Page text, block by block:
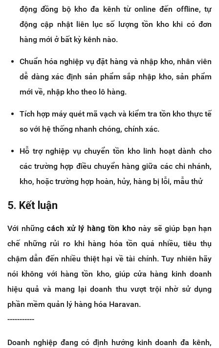
động đồng bộ kho đa kênh từ online đến offline, tự
động cập nhật liên lục số lượng tồn kho khi có đơn
hàng mới ở bất kỳ kênh nào.
Chuẩn hóa nghiệp vụ đặt hàng và nhập kho, nhân viên
dễ dàng xác định sản phẩm sắp nhập kho, sản phẩm
mới về, nhập kho theo lô hàng.
Tích hợp máy quét mã vạch và kiểm tra tồn kho thực tế
so với hệ thống nhanh chóng, chính xác.
Hỗ trợ nghiệp vụ chuyển tồn kho linh hoạt dành cho
các trường hợp điều chuyển hàng giữa các chi nhánh,
kho, hoặc trường hợp hoàn, hủy, hàng bị lỗi, mẫu thử
5. Kết luận
Với những cách xử lý hàng tồn kho này sẽ giúp bạn hạn
chế những rủi ro khi hàng hóa tồn quá nhiều, tiêu thụ
chậm dẫn đến nhiều thiệt hại về tài chính. Tuy nhiên hãy
nói không với hàng tồn kho, giúp cửa hàng kinh doanh
hiệu quả và mang lại doanh thu vượt trội nhờ sử dụng
phần mềm quản lý hàng hóa Haravan.
-----------
Doanh nghiệp đang có định hướng kinh doanh đa kênh,